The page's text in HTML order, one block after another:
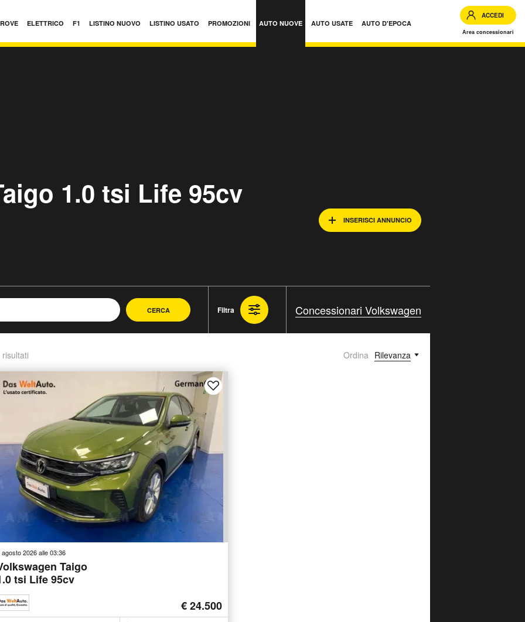
ELETTRICO F1 LISTINO NUOVO LISTINO USATO PROMOZIONI AUTO NUOVE AUTO USATE AUTO D'EPOCA
ACCEDI
Area concessionari
1.0 tsi Life 95cv
INSERISCI ANNUNCIO
CERCA Filtra Concessionari Volkswagen
risultati Ordina Rilevanza
agosto 2026 alle 03:36
Taigo
tsi Life 95cv
€ 24.500